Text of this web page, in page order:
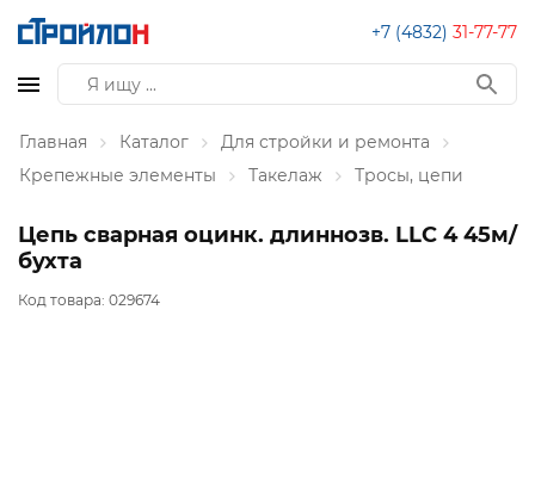
+7 (4832) 31-77-77
Главная Каталог
Для стройки и ремонта
Крепежные элементы
Такелаж Тросы, цепи
Цепь сварная оцинк. длиннозв. LLC 4 45м/
бухта
Код товара: 029674